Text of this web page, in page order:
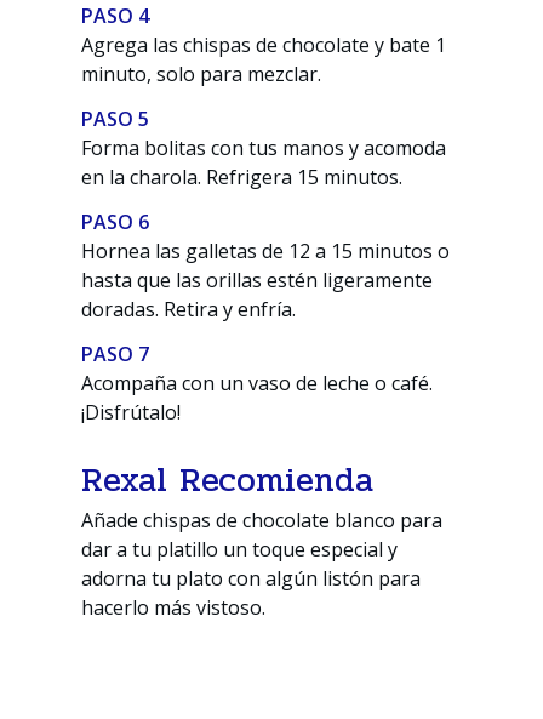
PASO 4
Agrega las chispas de chocolate y bate 1
minuto, solo para mezclar.
PASO 5
Forma bolitas con tus manos y acomoda
en la charola. Refrigera 15 minutos.
PASO 6
Hornea las galletas de 12 a 15 minutos o
hasta que las orillas estén ligeramente
doradas. Retira y enfría.
PASO 7
Acompaña con un vaso de leche o café.
¡Disfrútalo!
Rexal Recomienda
Añade chispas de chocolate blanco para
dar a tu platillo un toque especial y
adorna tu plato con algún listón para
hacerlo más vistoso.